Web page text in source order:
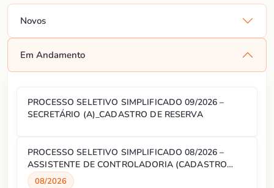
Novos
Em Andamento
PROCESSO SELETIVO SIMPLIFICADO 09/2026 –
SECRETÁRIO (A)_CADASTRO DE RESERVA
PROCESSO SELETIVO SIMPLIFICADO 08/2026 –
ASSISTENTE DE CONTROLADORIA (CADASTRO
RESERVA)
08/2026